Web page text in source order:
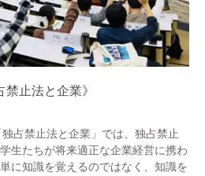
止法と企業》
占禁止法と企業」では、独占禁止
生たちが将来適正な企業経営に携わ
に知識を覚えるのではなく、知識を